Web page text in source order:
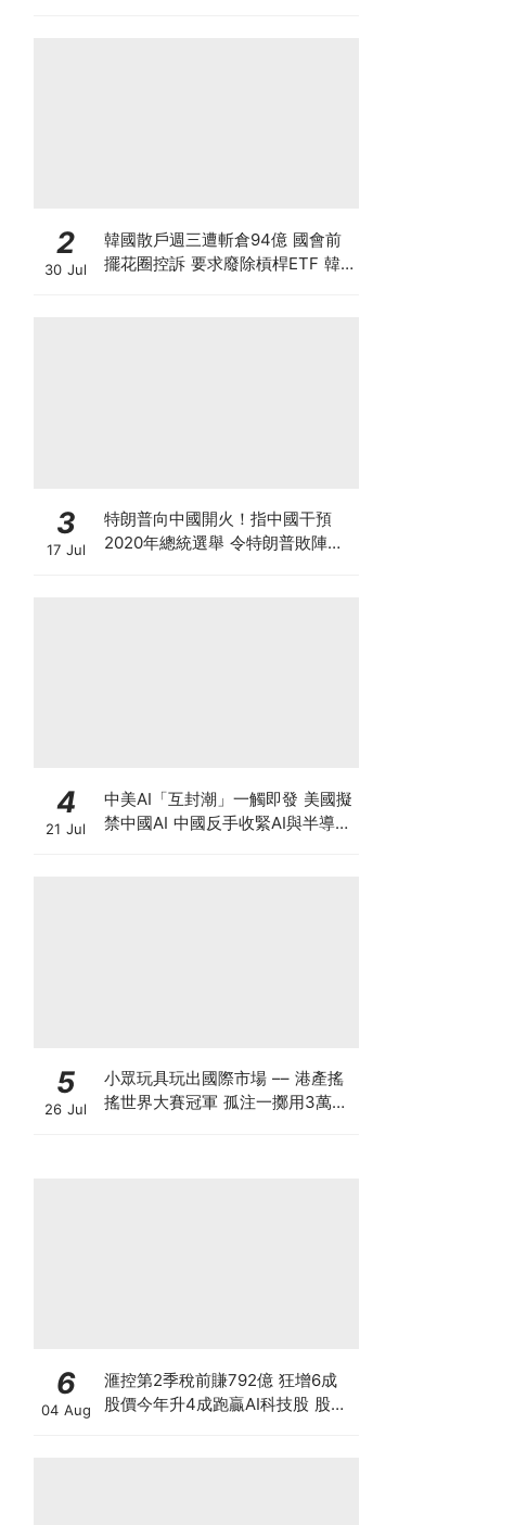
2
30 Jul
韓國散戶週三遭斬倉94億 國會前
擺花圈控訴 要求廢除槓桿ETF 韓
3
17 Jul
特朗普向中國開火！指中國干預
2020年總統選舉 令特朗普敗陣無
4
21 Jul
中美AI「互封潮」一觸即發 美國擬
禁中國AI 中國反手收緊AI與半導體
5
26 Jul
小眾玩具玩出國際市場 –– 港產搖
搖世界大賽冠軍 孤注一擲用3萬創
6
04 Aug
滙控第2季稅前賺792億 狂增6成
股價今年升4成跑贏AI科技股 股價